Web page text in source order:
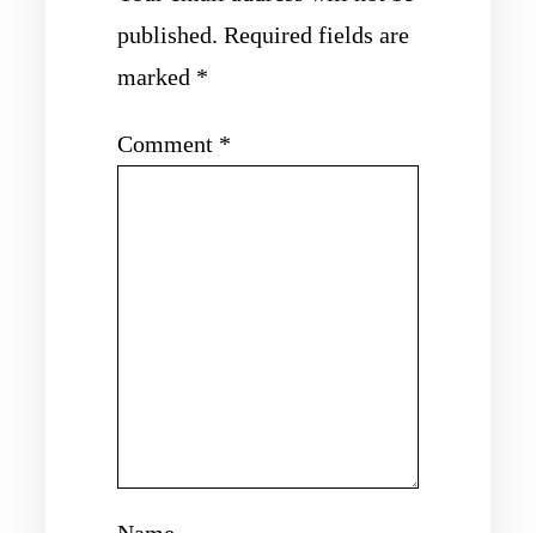
published. Required fields are
marked *
Comment *